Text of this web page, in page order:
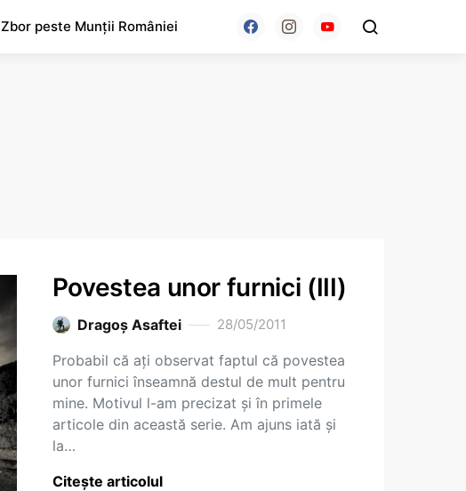
Zbor peste Munții României
Povestea unor furnici (III)
Dragoş Asaftei 28/05/2011
Probabil că ați observat faptul că povestea
unor furnici înseamnă destul de mult pentru
mine. Motivul l-am precizat și în primele
articole din această serie. Am ajuns iată și
la…
Citește articolul